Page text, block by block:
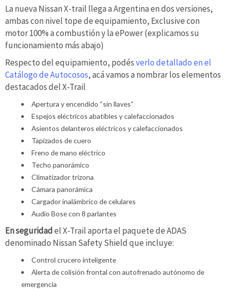
La nueva Nissan X-trail llega a Argentina en dos versiones,
ambas con nivel tope de equipamiento, Exclusive con
motor 100% a combustión y la ePower (explicamos su
funcionamiento más abajo)
Respecto del equipamiento, podésverlo detallado en el
Catálogo de Autocosos, acá vamos a nombrar los elementos
destacados del X-Trail
Apertura y encendido “sin llaves”
Espejos eléctricos abatibles y calefaccionados
Asientos delanteros eléctricos y calefaccionados
Tapizados de cuero
Freno de mano eléctrico
Techo panorámico
Climatizador trizona
Cámara panorámica
Cargador inalámbrico de celulares
Audio Bose con 8 parlantes
En seguridadel X-Trail aporta el paquete de ADAS
denominado Nissan Safety Shield que incluye:
Control crucero inteligente
Alerta de colisión frontal con autofrenado autónomo de
emergencia